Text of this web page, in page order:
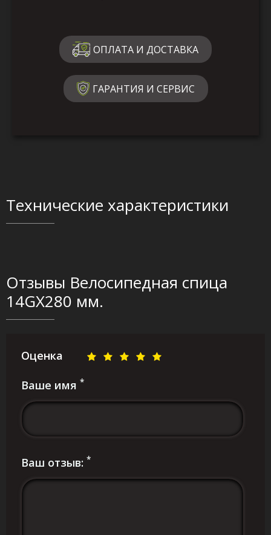
ОПЛАТА И ДОСТАВКА
ГАРАНТИЯ И СЕРВИС
Технические характеристики
Отзывы Велосипедная спица
14GX280 мм.
Оценка
Ваше имя *
Ваш отзыв: *